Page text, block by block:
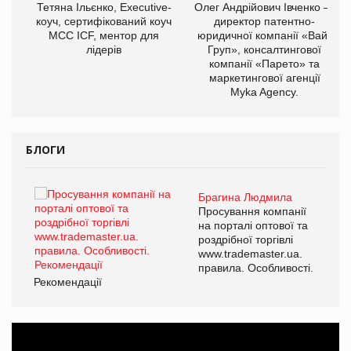
Тетяна Ільєнко, Executive-
коуч, сертифікований коуч
МСС ICF, ментор для
лідерів
Олег Андрійович Івченко —
директор патентно-
юридичної компанії «Вайз
Груп», консалтингової
компанії «Парето» та
маркетингової агенції
Myka Agency.
БЛОГИ
Брагина Людмила
Просування компанії
на порталі оптової та
роздрібної торгівлі
www.trademaster.ua.
правила. Особливості.
Рекомендації